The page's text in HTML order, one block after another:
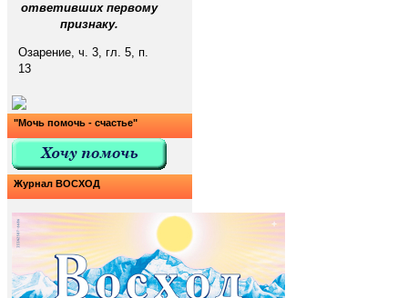
ответивших первому
признаку.
Озарение, ч. 3, гл. 5, п.
13
"Мочь помочь - счастье"
Журнал ВОСХОД